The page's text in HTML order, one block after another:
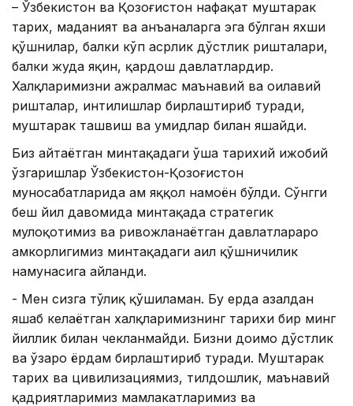
– Ўзбекистон ва Қозоғистон нафақат муштарак
тарих, маданият ва анъаналарга эга бўлган яхши
қўшнилар, балки кўп асрлик дўстлик ришталари,
балки жуда яқин, қардош давлатлардир.
Халқларимизни ажралмас маънавий ва оилавий
ришталар, интилишлар бирлаштириб туради,
муштарак ташвиш ва умидлар билан яшайди.
Биз айтаётган минтақадаги ўша тарихий ижобий
ўзгаришлар Ўзбекистон-Қозоғистон
муносабатларида ҳам яққол намоён бўлди. Сўнгги
беш йил давомида минтақада стратегик
мулоқотимиз ва ривожланаётган давлатлараро
ҳамкорлигимиз минтақадаги аҳил қўшничилик
намунасига айланди.
- Мен сизга тўлиқ қўшиламан. Бу ерда азалдан
яшаб келаётган халқларимизнинг тарихи бир минг
йиллик билан чекланмайди. Бизни доимо дўстлик
ва ўзаро ёрдам бирлаштириб туради. Муштарак
тарих ва цивилизациямиз, тилдошлик, маънавий
қадриятларимиз мамлакатларимиз ва